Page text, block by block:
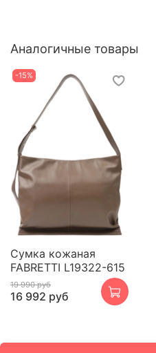
Аналогичные товары
-15%
Сумка кожаная
FABRETTI L19322-615
19 990 руб
16 992 руб